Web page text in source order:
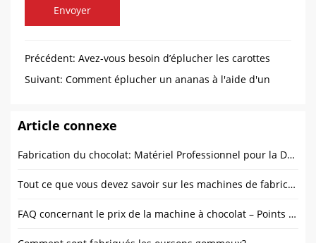
Envoyer
Précédent: Avez-vous besoin d’éplucher les carottes
avec une machine à éplucher les carottes spécialisée
Suivant: Comment éplucher un ananas à l'aide d'un
Article connexe
Fabrication du chocolat: Matériel Professionnel pour la Douceur
Tout ce que vous devez savoir sur les machines de fabrication de craie entièrement automatiques
FAQ concernant le prix de la machine à chocolat – Points de vue d'experts